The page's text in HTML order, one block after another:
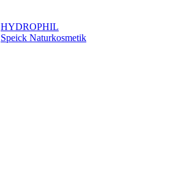
HYDROPHIL
Speick Naturkosmetik